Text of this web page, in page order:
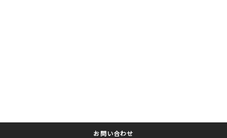
お問い合わせ